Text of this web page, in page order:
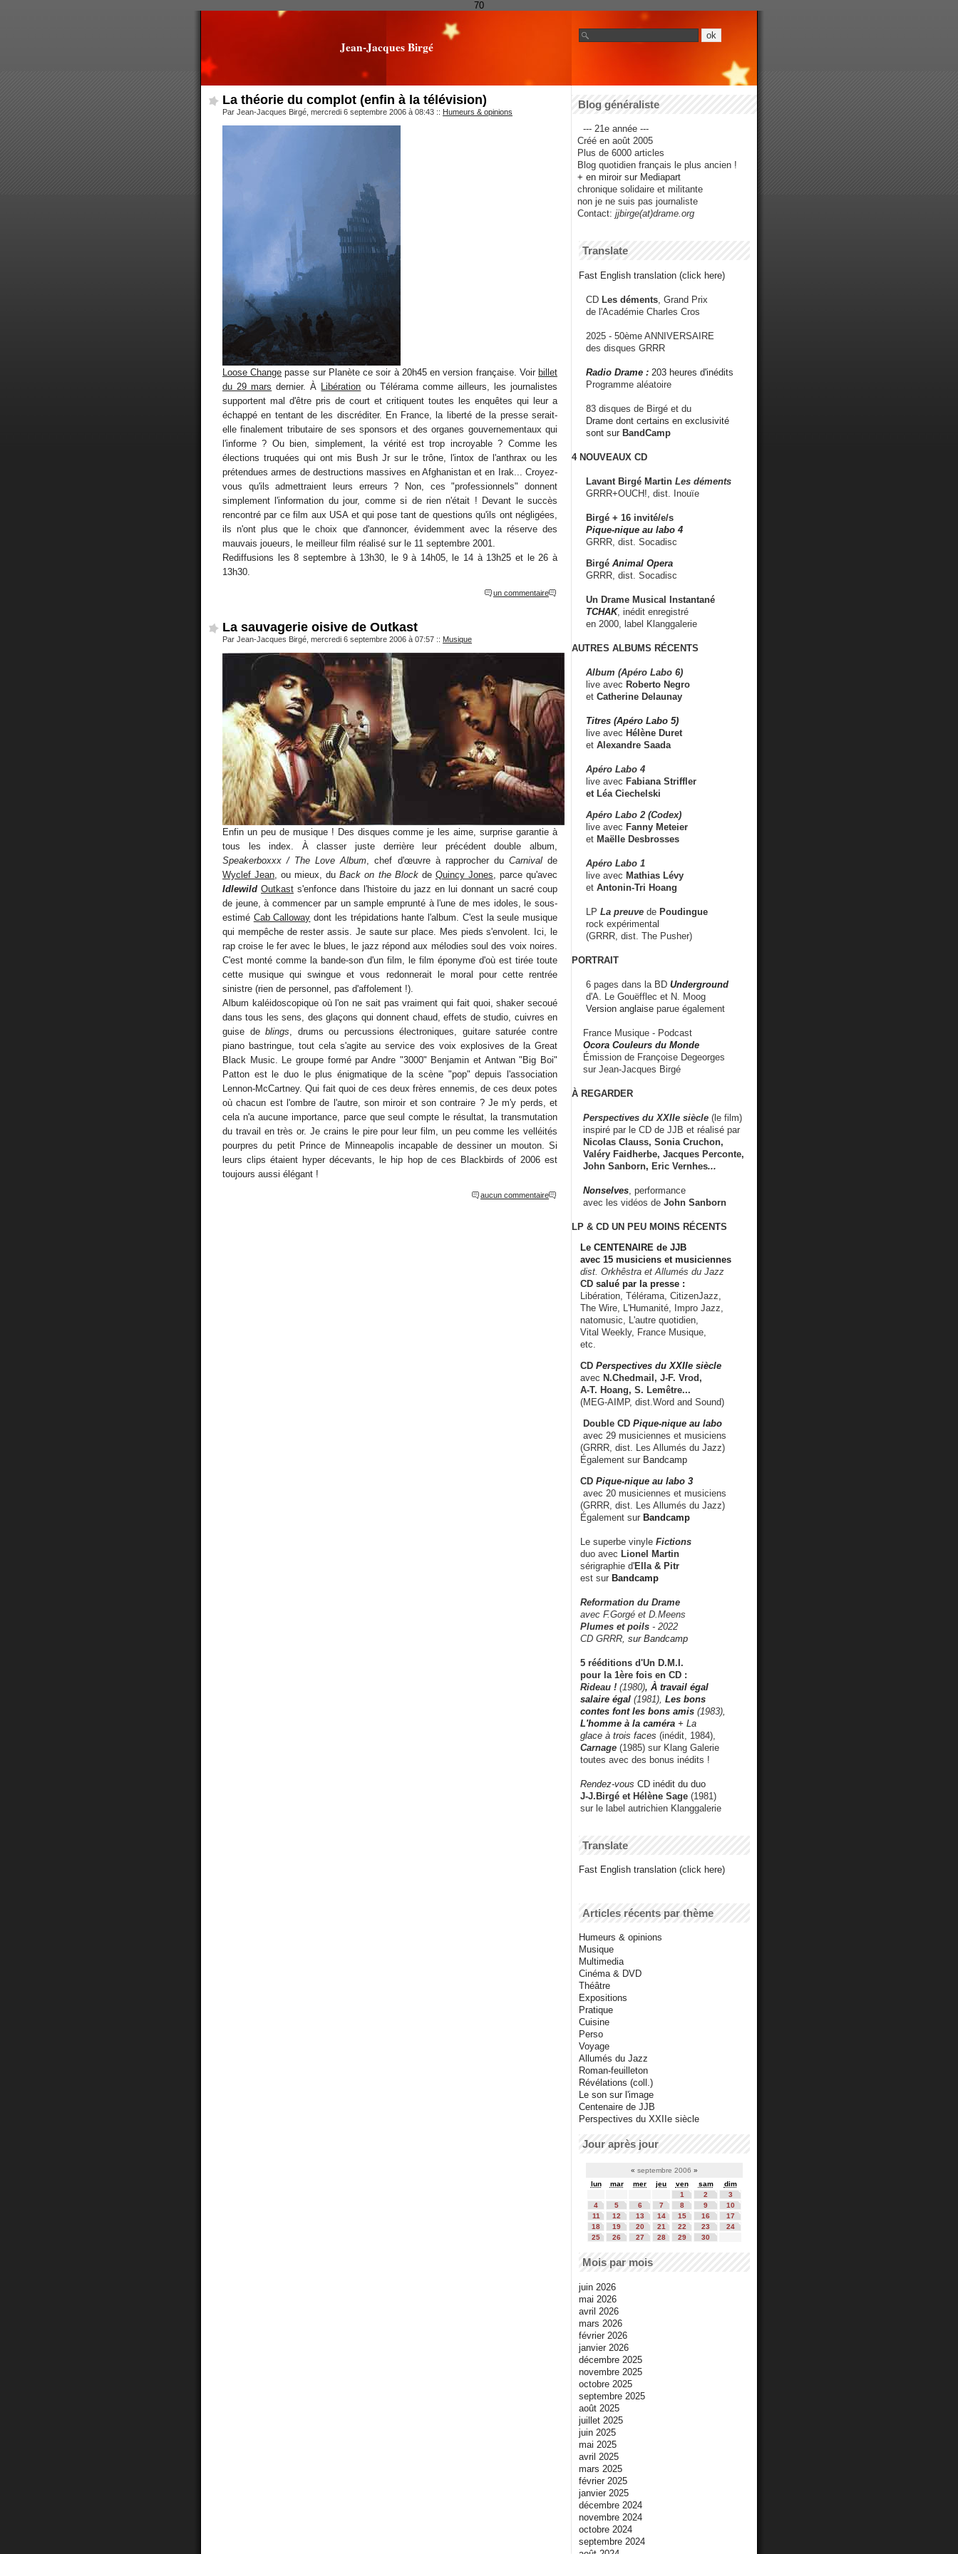
70
Jean-Jacques Birgé
La théorie du complot (enfin à la télévision)
Par Jean-Jacques Birgé, mercredi 6 septembre 2006 à 08:43 :: Humeurs & opinions
Loose Change passe sur Planète ce soir à 20h45 en version française. Voir billet
du 29 mars dernier. À Libération ou Télérama comme ailleurs, les journalistes
supportent mal d'être pris de court et critiquent toutes les enquêtes qui leur a
échappé en tentant de les discréditer. En France, la liberté de la presse serait-
elle finalement tributaire de ses sponsors et des organes gouvernementaux qui
l'informe ? Ou bien, simplement, la vérité est trop incroyable ? Comme les
élections truquées qui ont mis Bush Jr sur le trône, l'intox de l'anthrax ou les
prétendues armes de destructions massives en Afghanistan et en Irak... Croyez-
vous qu'ils admettraient leurs erreurs ? Non, ces "professionnels" donnent
simplement l'information du jour, comme si de rien n'était ! Devant le succès
rencontré par ce film aux USA et qui pose tant de questions qu'ils ont négligées,
ils n'ont plus que le choix que d'annoncer, évidemment avec la réserve des
mauvais joueurs, le meilleur film réalisé sur le 11 septembre 2001.
Rediffusions les 8 septembre à 13h30, le 9 à 14h05, le 14 à 13h25 et le 26 à
13h30.
un commentaire
La sauvagerie oisive de Outkast
Par Jean-Jacques Birgé, mercredi 6 septembre 2006 à 07:57 :: Musique
Enfin un peu de musique ! Des disques comme je les aime, surprise garantie à
tous les index. À classer juste derrière leur précédent double album,
Speakerboxxx / The Love Album, chef d'œuvre à rapprocher du Carnivalde
Wyclef Jean, ou mieux, duBack on the Blockde Quincy Jones, parce qu'avec
Idlewild Outkast s'enfonce dans l'histoire du jazz en lui donnant un sacré coup
de jeune, à commencer par un sample emprunté à l'une de mes idoles, le sous-
estimé Cab Calloway dont les trépidations hante l'album. C'est la seule musique
qui mempêche de rester assis. Je saute sur place. Mes pieds s'envolent. Ici, le
rap croise le fer avec le blues, le jazz répond aux mélodies soul des voix noires.
C'est monté comme la bande-son d'un film, le film éponyme d'où est tirée toute
cette musique qui swingue et vous redonnerait le moral pour cette rentrée
sinistre (rien de personnel, pas d'affolement !).
Album kaléidoscopique où l'on ne sait pas vraiment qui fait quoi, shaker secoué
dans tous les sens, des glaçons qui donnent chaud, effets de studio, cuivres en
guise deblings, drums ou percussions électroniques, guitare saturée contre
piano bastringue, tout cela s'agite au service des voix explosives de la Great
Black Music. Le groupe formé par Andre "3000" Benjamin et Antwan "Big Boi"
Patton est le duo le plus énigmatique de la scène "pop" depuis l'association
Lennon-McCartney. Qui fait quoi de ces deux frères ennemis, de ces deux potes
où chacun est l'ombre de l'autre, son miroir et son contraire ? Je m'y perds, et
cela n'a aucune importance, parce que seul compte le résultat, la transmutation
du travail en très or. Je crains le pire pour leur film, un peu comme les velléités
pourpres du petit Prince de Minneapolis incapable de dessiner un mouton. Si
leurs clips étaient hyper décevants, le hip hop de ces Blackbirds of 2006 est
toujours aussi élégant !
aucun commentaire
Blog généraliste
--- 21e année ---
Créé en août 2005
Plus de 6000 articles
Blog quotidien français le plus ancien !
+ en miroir sur Mediapart
chronique solidaire et militante
non je ne suis pas journaliste
Contact: jjbirge(at)drame.org
Translate
Fast English translation (click here)
CD Les déments , Grand Prix
de l'Académie Charles Cros
2025 - 50ème ANNIVERSAIRE
des disques GRRR
Radio Drame : 203 heures d'inédits
Programme aléatoire
83 disques de Birgé et du
Drame dont certains en exclusivité
sont sur BandCamp
4 NOUVEAUX CD
Lavant Birgé Martin Les déments
GRRR+OUCH!, dist. Inouïe
Birgé + 16 invité/e/s
Pique-nique au labo 4
GRRR, dist. Socadisc
Birgé Animal Opera
GRRR, dist. Socadisc
Un Drame Musical Instantané
TCHAK, inédit enregistré
en 2000, label Klanggalerie
AUTRES ALBUMS RÉCENTS
Album (Apéro Labo 6)
live avec Roberto Negro
et Catherine Delaunay
Titres (Apéro Labo 5)
live avec Hélène Duret
et Alexandre Saada
Apéro Labo 4
live avec Fabiana Striffler
et Léa Ciechelski
Apéro Labo 2 (Codex)
live avec Fanny Meteier
et Maëlle Desbrosses
Apéro Labo 1
live avec Mathias Lévy
et Antonin-Tri Hoang
LP La preuve de Poudingue
rock expérimental
(GRRR, dist. The Pusher)
PORTRAIT
6 pages dans la BD Underground
d'A. Le Gouëfflec et N. Moog
Version anglaise parue également
France Musique - Podcast
Ocora Couleurs du Monde
Émission de Françoise Degeorges
sur Jean-Jacques Birgé
À REGARDER
Perspectives du XXIIe siècle (le film)
inspiré par le CD de JJB et réalisé par
Nicolas Clauss, Sonia Cruchon,
Valéry Faidherbe, Jacques Perconte,
John Sanborn, Eric Vernhes...
Nonselves , performance
avec les vidéos de John Sanborn
LP & CD UN PEU MOINS RÉCENTS
Le CENTENAIRE de JJB
avec 15 musiciens et musiciennes
dist. Orkhêstra et Allumés du Jazz
CD salué par la presse :
Libération, Télérama, CitizenJazz,
The Wire, L'Humanité, Impro Jazz,
natomusic, L'autre quotidien,
Vital Weekly, France Musique,
etc.
CD Perspectives du XXIIe siècle
avec N.Chedmail, J-F. Vrod,
A-T. Hoang, S. Lemêtre...
(MEG-AIMP, dist.Word and Sound)
Double CD Pique-nique au labo
avec 29 musiciennes et musiciens
(GRRR, dist. Les Allumés du Jazz)
Également sur Bandcamp
CD Pique-nique au labo 3
avec 20 musiciennes et musiciens
(GRRR, dist. Les Allumés du Jazz)
Également sur Bandcamp
Le superbe vinyle Fictions
duo avec Lionel Martin
sérigraphie d'Ella & Pitr
est sur Bandcamp
Reformation du Drame
avec F.Gorgé et D.Meens
Plumes et poils - 2022
CD GRRR, sur Bandcamp
5 rééditions d'Un D.M.I.
pour la 1ère fois en CD :
Rideau ! (1980), À travail égal
salaire égal (1981), Les bons
contes font les bons amis (1983),
L'homme à la caméra + La
glace à trois faces (inédit, 1984),
Carnage (1985) sur Klang Galerie
toutes avec des bonus inédits !
Rendez-vous CD inédit du duo
J-J.Birgé et Hélène Sage (1981)
sur le label autrichien Klanggalerie
Translate
Fast English translation (click here)
Articles récents par thème
Humeurs & opinions
Musique
Multimedia
Cinéma & DVD
Théâtre
Expositions
Pratique
Cuisine
Perso
Voyage
Allumés du Jazz
Roman-feuilleton
Révélations (coll.)
Le son sur l'image
Centenaire de JJB
Perspectives du XXIIe siècle
Jour après jour
« septembre 2006 »
lun
mar mer jeu ven sam
dim
1
2
3
4
5 6 7 8 9
10
11
12 13 14 15 16
17
18
19 20 21 22 23
24
25
26 27 28 29 30
Mois par mois
juin 2026
mai 2026
avril 2026
mars 2026
février 2026
janvier 2026
décembre 2025
novembre 2025
octobre 2025
septembre 2025
août 2025
juillet 2025
juin 2025
mai 2025
avril 2025
mars 2025
février 2025
janvier 2025
décembre 2024
novembre 2024
octobre 2024
septembre 2024